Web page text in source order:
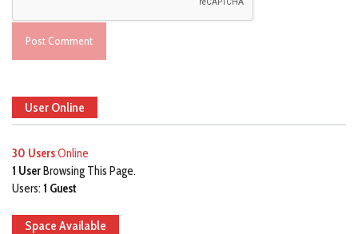
User Online
30 UsersOnline
1 UserBrowsing This Page.
Users: 1 Guest
Space Available